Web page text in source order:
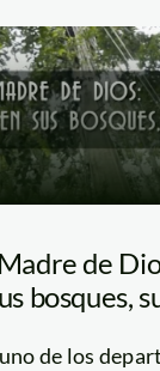
de
bosques,
de los